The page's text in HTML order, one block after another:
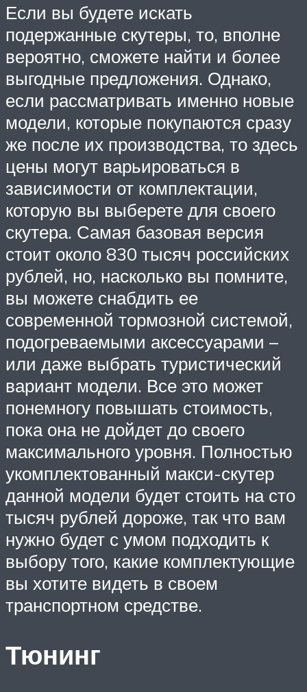
Если вы будете искать
подержанные скутеры, то, вполне
вероятно, сможете найти и более
выгодные предложения. Однако,
если рассматривать именно новые
модели, которые покупаются сразу
же после их производства, то здесь
цены могут варьироваться в
зависимости от комплектации,
которую вы выберете для своего
скутера. Самая базовая версия
стоит около 830 тысяч российских
рублей, но, насколько вы помните,
вы можете снабдить ее
современной тормозной системой,
подогреваемыми аксессуарами –
или даже выбрать туристический
вариант модели. Все это может
понемногу повышать стоимость,
пока она не дойдет до своего
максимального уровня. Полностью
укомплектованный макси-скутер
данной модели будет стоить на сто
тысяч рублей дороже, так что вам
нужно будет с умом подходить к
выбору того, какие комплектующие
вы хотите видеть в своем
транспортном средстве.
Тюнинг